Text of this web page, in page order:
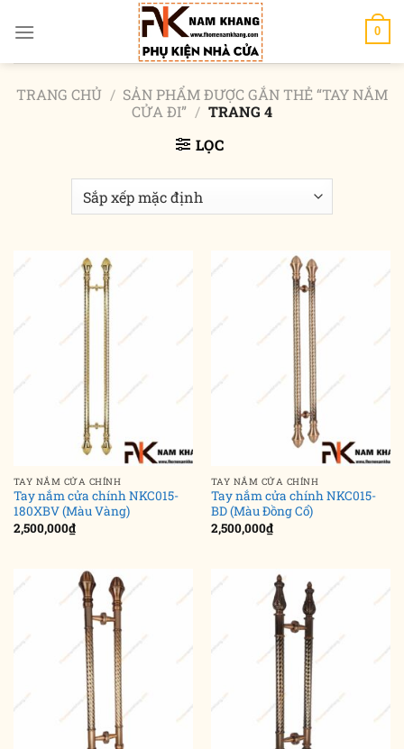
đến
0
TRANG CHỦ / SẢN PHẨM ĐƯỢC GẮN THẺ “TAY NẮM
CỬA ĐI” / TRANG 4
LỌC
TAY NẮM CỬA CHÍNH
Tay nắm cửa chính NKC015-
180XBV (Màu Vàng)
2,500,000₫
TAY NẮM CỬA CHÍNH
Tay nắm cửa chính NKC015-
BD (Màu Đồng Cổ)
2,500,000₫